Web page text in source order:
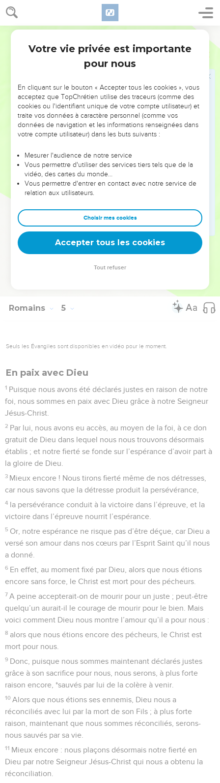
Romains 4
sera nombreuse.
Il considéra son corps, qui était comme mort — il avait
presque cent ans — et celui de Sara, qui ne pouvait plus
donner la vie, et sa foi ne faiblit pas.
Au contraire : loin de mettre en doute la promesse et de
reconnaissant la grandeur de Dieu
et en étant absolument persuadé que Dieu est capable
d’accomplir ce qu’il a promis.
C’est pourquoi, Dieu l’a déclaré juste en portant sa foi à
Or si cette parole : Dieu a porté sa foi à son crédit a été
consignée dans l’Ecriture, ce n’est pas seulement pour
Abraham.
Elle nous concerne nous aussi. Car la foi sera aussi portée
qui a ressuscité des morts Jésus notre Seigneur ;
il a été livré pour nos fautes, et Dieu l’a ressuscité pour
que nous soyons déclarés justes.
La Bible Du Semeur Copyright © 1992, 1999 by Biblica, Inc.® Used by permission.
Romains 5
Seuls les Évangiles sont disponibles en vidéo pour le moment.
En paix avec Dieu
1 Puisque nous avons été déclarés justes en raison de notre
foi, nous sommes en paix avec Dieu grâce à notre Seigneur
Jésus-Christ.
2 Par lui, nous avons eu accès, au moyen de la foi, à ce don
gratuit de Dieu dans lequel nous nous trouvons désormais
établis ; et notre fierté se fonde sur l’espérance d’avoir part à
la gloire de Dieu.
3 Mieux encore ! Nous tirons fierté même de nos détresses,
car nous savons que la détresse produit la persévérance,
4 la persévérance conduit à la victoire dans l’épreuve, et la
victoire dans l’épreuve nourrit l’espérance.
5 Or, notre espérance ne risque pas d’être déçue, car Dieu a
versé son amour dans nos cœurs par l’Esprit Saint qu’il nous
a donné.
6 En effet, au moment fixé par Dieu, alors que nous étions
encore sans force, le Christ est mort pour des pécheurs.
7 A peine accepterait-on de mourir pour un juste ; peut-être
quelqu’un aurait-il le courage de mourir pour le bien. Mais
voici comment Dieu nous montre l’amour qu’il a pour nous :
8 alors que nous étions encore des pécheurs, le Christ est
mort pour nous.
9 Donc, puisque nous sommes maintenant déclarés justes
grâce à son sacrifice pour nous, nous serons, à plus forte
raison encore, *sauvés par lui de la colère à venir.
10 Alors que nous étions ses ennemis, Dieu nous a
réconciliés avec lui par la mort de son Fils ; à plus forte
raison, maintenant que nous sommes réconciliés, serons-
nous sauvés par sa vie.
11 Mieux encore : nous plaçons désormais notre fierté en
Dieu par notre Seigneur Jésus-Christ qui nous a obtenu la
réconciliation.
Votre vie privée est importante
pour nous
En cliquant sur le bouton « Accepter tous les cookies », vous
acceptez que TopChrétien utilise des traceurs (comme des
cookies ou l'identifiant unique de votre compte utilisateur) et
traite vos données à caractère personnel (comme vos
données de navigation et les informations renseignées dans
votre compte utilisateur) dans les buts suivants :
Mesurer l'audience de notre service
Vous permettre d'utiliser des services tiers tels que de la
vidéo, des cartes du monde…
Vous permettre d'entrer en contact avec notre service de
relation aux utilisateurs.
Choisir mes cookies
Accepter tous les cookies
Tout refuser